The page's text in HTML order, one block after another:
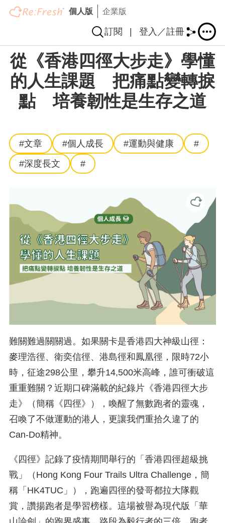
移
個人版 企業版
訂閱 | 登入／註冊
從《香港四徑大步走》學懂
的人生課題 把痛點變轉捩
點 培養韌性是生存之道
#文章 #個人成長 #運動與健康
#
#深度長文
#
難關難過關關過。如果關卡是香港四大神級山徑：
麥理浩徑、衛奕信徑、港島徑和鳳凰徑，限時72小
時，征途298公里，攀升14,500米高峰，誰可衝破這
重重難關？近期口碑滿載的紀錄片《香港四徑大步
走》（簡稱《四徑》），喚醒了無數跑者的靈魂，
召喚了不做運動的港人，更讓我們重拾久違了的
Can-Do精神。
《四徑》記錄了疫情期間舉行的「香港四徑超級挑
戰」（Hong Kong Four Trails Ultra Challenge，簡
稱「HK4TUC」），跑遍四徑的發哥都拉大隊觀
賞，讚揚跑者是學習榜樣。這場被譽為現代版「華